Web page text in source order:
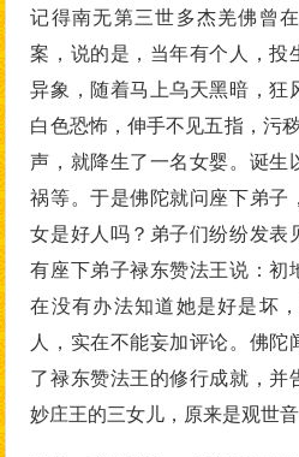
记得南无第三世多杰羌佛曾
案，说的是，当年有个人，投
异象，随着马上乌天黑暗，狂
白色恐怖，伸手不见五指，污
声，就降生了一名女婴。诞生
祸等。于是佛陀就问座下弟子
女是好人吗？弟子们纷纷发表
有座下弟子禄东赞法王说：初
在没有办法知道她是好是坏
人，实在不能妄加评论。佛陀
了禄东赞法王的修行成就，并
妙庄王的三女儿，原来是观世